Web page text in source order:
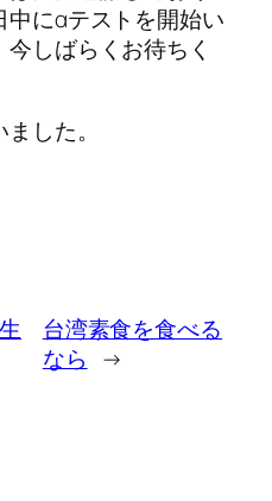
中にαテストを開始い
しばらくお待ちく
した。
台湾素食を食べる
なら
→